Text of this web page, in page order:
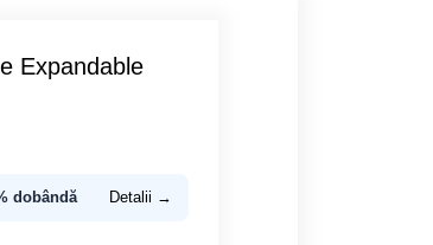
Expandable
dobândă Detalii →